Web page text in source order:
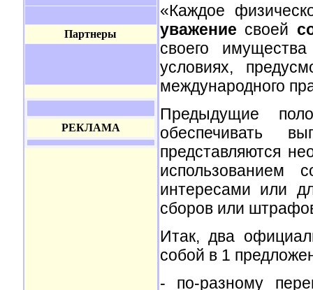
Партнеры
РЕКЛАМА
«Каждое
уважение своей
своего
условиях,
международного
Предыдущие
обеспечивать
представляются
использованием
интересами или
сборов или
Итак, два
собой в 1
- по-разному